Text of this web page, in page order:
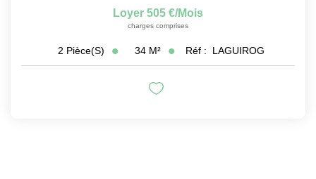
Loyer 505 €/mois
charges comprises
2 Pièce(s) 34 M² Réf : LAGUIROG